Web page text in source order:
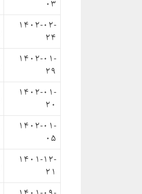
03
1402-02-
24
1402-01-
29
1402-01-
20
1402-01-
05
1401-12-
21